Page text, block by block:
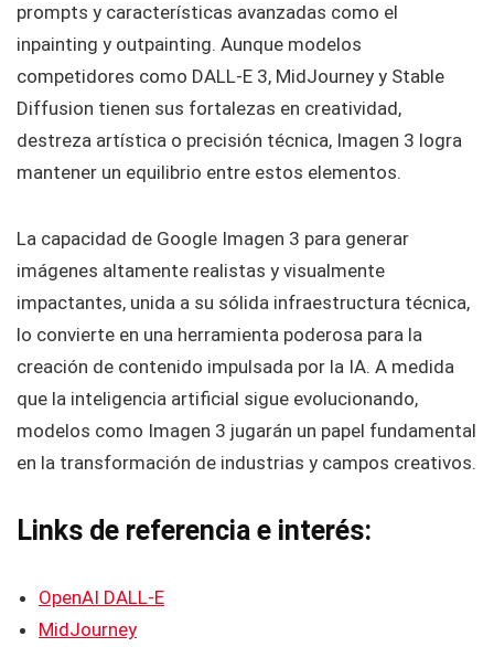
prompts y características avanzadas como el
inpainting y outpainting. Aunque modelos
competidores como DALL-E 3, MidJourney y Stable
Diffusion tienen sus fortalezas en creatividad,
destreza artística o precisión técnica, Imagen 3 logra
mantener un equilibrio entre estos elementos.
La capacidad de Google Imagen 3 para generar
imágenes altamente realistas y visualmente
impactantes, unida a su sólida infraestructura técnica,
lo convierte en una herramienta poderosa para la
creación de contenido impulsada por la IA. A medida
que la inteligencia artificial sigue evolucionando,
modelos como Imagen 3 jugarán un papel fundamental
en la transformación de industrias y campos creativos.
Links de referencia e interés:
OpenAI DALL-E
MidJourney